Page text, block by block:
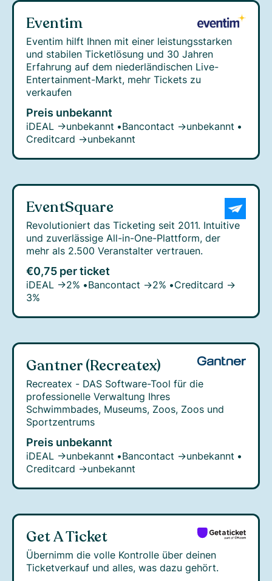
Eventim
Eventim hilft Ihnen mit einer leistungsstarken
und stabilen Ticketlösung und 30 Jahren
Erfahrung auf dem niederländischen Live-
Entertainment-Markt, mehr Tickets zu
verkaufen
Preis unbekannt
iDEAL →unbekannt •Bancontact →unbekannt •
Creditcard →unbekannt
EventSquare
Revolutioniert das Ticketing seit 2011. Intuitive
und zuverlässige All-in-One-Plattform, der
mehr als 2.500 Veranstalter vertrauen.
€0,75 per ticket
iDEAL →2% •Bancontact →2% •Creditcard →
3%
Gantner (Recreatex)
Recreatex - DAS Software-Tool für die
professionelle Verwaltung Ihres
Schwimmbades, Museums, Zoos, Zoos und
Sportzentrums
Preis unbekannt
iDEAL →unbekannt •Bancontact →unbekannt •
Creditcard →unbekannt
Get A Ticket
Übernimm die volle Kontrolle über deinen
Ticketverkauf und alles, was dazu gehört.